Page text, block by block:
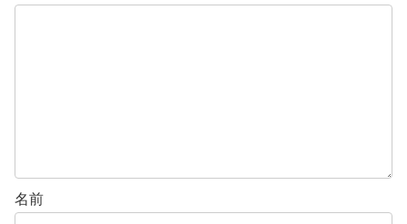
名前